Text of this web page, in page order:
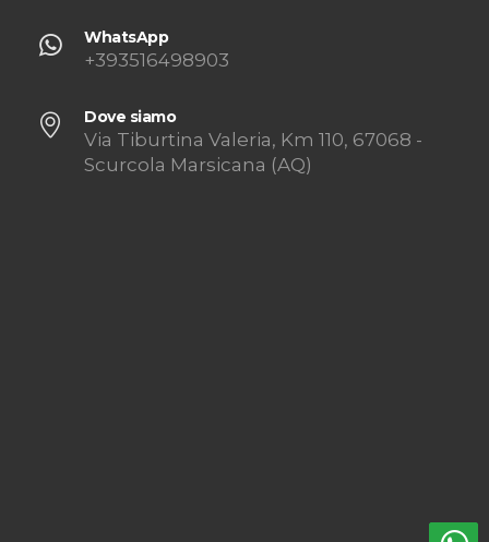
WhatsApp
+393516498903
Dove siamo
Via Tiburtina Valeria, Km 110, 67068 -
Scurcola Marsicana (AQ)